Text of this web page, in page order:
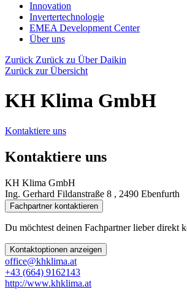
Innovation
Invertertechnologie
EMEA Development Center
Über uns
Zurück Zurück zu Über Daikin
Zurück zur Übersicht
KH Klima GmbH
Kontaktiere uns
Kontaktiere uns
KH Klima GmbH
Ing. Gerhard Fildanstraße 8 , 2490 Ebenfurth
Fachpartner kontaktieren
Du möchtest deinen Fachpartner lieber direkt
Kontaktoptionen anzeigen
office@khklima.at
+43 (664) 9162143
http://www.khklima.at